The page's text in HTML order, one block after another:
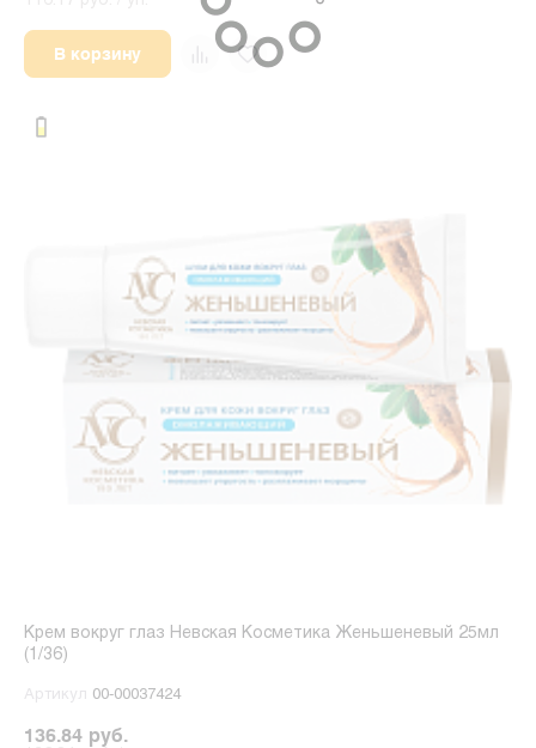
В корзину
Крем вокруг глаз Невская Косметика Женьшеневый 25мл
(1/36)
Артикул 00-00037424
136.84 руб.